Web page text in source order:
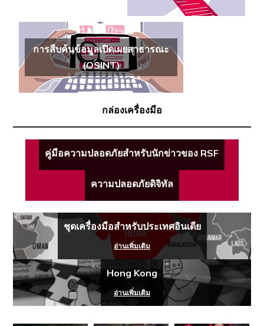
การสืบค้นข้อมูลเปิดเผยสาธารณะ
(OSINT)
กล่องเครื่องมือ
คู่มือความปลอดภัยสำหรับนักข่าวของ RSF
ความปลอดภัยดิจิทัล
ชุดเครื่องมือสำหรับประเทศอินเดีย
อ่านเพิ่มเติม
Hong Kong
อ่านเพิ่มเติม